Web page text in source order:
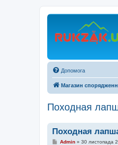
Допомога
Магазин
Походная
Походная
ПAdmin» 30 листопада